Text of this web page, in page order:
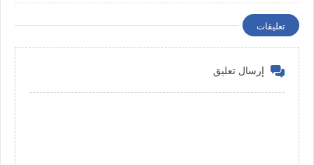
تعليقات
إرسال تعليق